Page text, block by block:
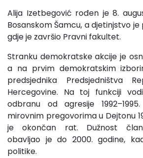
Alija Izetbegović rođen je 8.
Bosanskom Šamcu, a djetinjstvo je
gdje je završio Pravni fakultet.
Stranku demokratske akcije je
a na prvim demokratskim
predsjednika Predsjedništva
Hercegovine. Na toj funkciji
odbranu od agresije
mirovnim pregovorima u Dejtonu
je okončan rat. Dužnost
obavljao je do 2000. godine,
politike.